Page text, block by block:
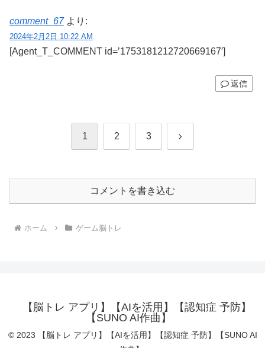
comment_67 より:
2024年2月2日 10:22 AM
[Agent_T_COMMENT id=’1753181212720669167′]
返信
1 2 3 次
コメントを書き込む
ホーム ゲーム脳トレ
【脳トレ アプリ】【AIを活用】【認知症 予防】
【SUNO AI作曲】
© 2023 【脳トレ アプリ】【AIを活用】【認知症 予防】【SUNO AI